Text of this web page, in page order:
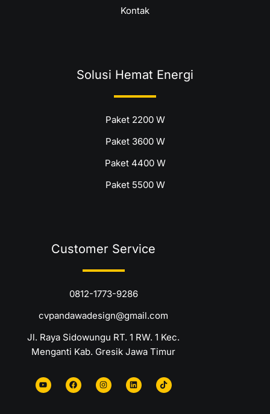
Kontak
Solusi Hemat Energi
Paket 2200 W
Paket 3600 W
Paket 4400 W
Paket 5500 W
Customer Service
0812-1773-9286
cvpandawadesign@gmail.com
Jl. Raya Sidowungu RT. 1 RW. 1 Kec.
Menganti Kab. Gresik Jawa Timur
u
t
u
c
e
b
s
t
a
n
k
e
k
t
o